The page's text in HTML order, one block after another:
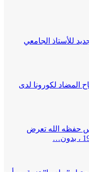
للأستاذ الجامعي
المضاد لكورونا لدى
حفظه الله تعرض